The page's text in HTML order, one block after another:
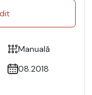
Manuală
08.2018